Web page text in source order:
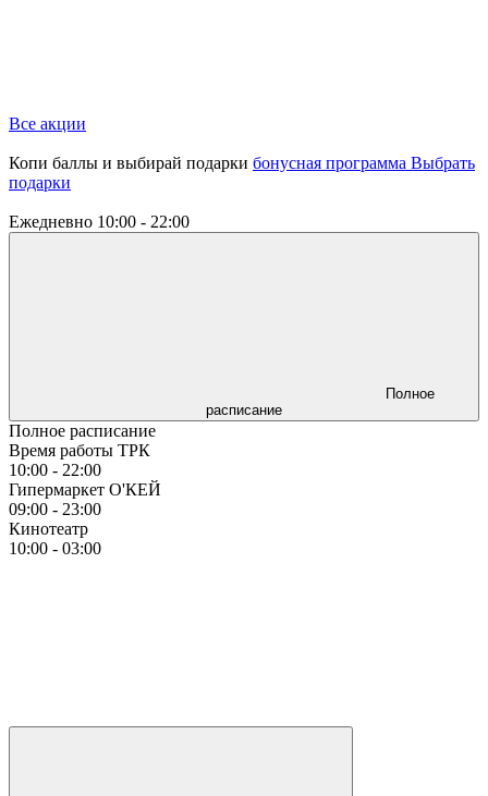
Все акции
Копи баллы и выбирай подарки бонусная программа Выбрать
подарки
Ежедневно 10:00 - 22:00
Полное
расписание
Полное расписание
Время работы ТРК
10:00 - 22:00
Гипермаркет О'КЕЙ
09:00 - 23:00
Кинотеатр
10:00 - 03:00